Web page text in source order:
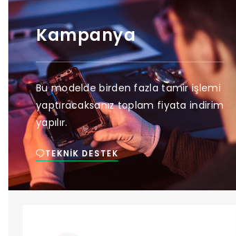
Kampanya
Bu modelde birden fazla tamir işlemi
yaptıracaksanız toplam fiyata indirim
yapılır.
TEKNIK DESTEK